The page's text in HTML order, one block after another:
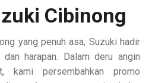
Cibinong
yang penuh asa, Suzuki hadir
harapan. Dalam deru angin
kami persembahkan promo